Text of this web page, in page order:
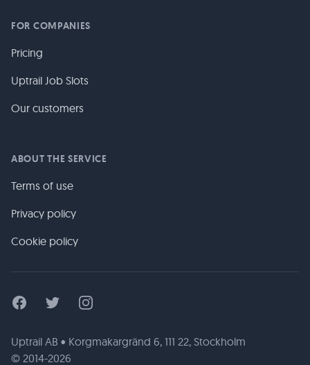
FOR COMPANIES
Pricing
Uptrail Job Slots
Our customers
ABOUT THE SERVICE
Terms of use
Privacy policy
Cookie policy
FacebookTwitter Instagram
Uptrail AB • Korgmakargränd 6, 111 22, Stockholm
© 2014-2026